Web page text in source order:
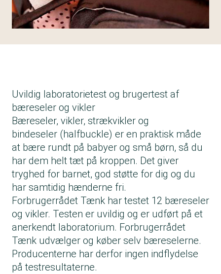
Uvildig laboratorietest og brugertest af
bæreseler og vikler
Bæreseler, vikler, strækvikler og
bindeseler (halfbuckle) er en praktisk måde
at bære rundt på babyer og små børn, så du
har dem helt tæt på kroppen. Det giver
tryghed for barnet, god støtte for dig og du
har samtidig hænderne fri.
Forbrugerrådet Tænk har testet 12 bæreseler
og vikler. Testen er uvildig og er udført på et
anerkendt laboratorium. Forbrugerrådet
Tænk udvælger og køber selv bæreselerne.
Producenterne har derfor ingen indflydelse
på testresultaterne.